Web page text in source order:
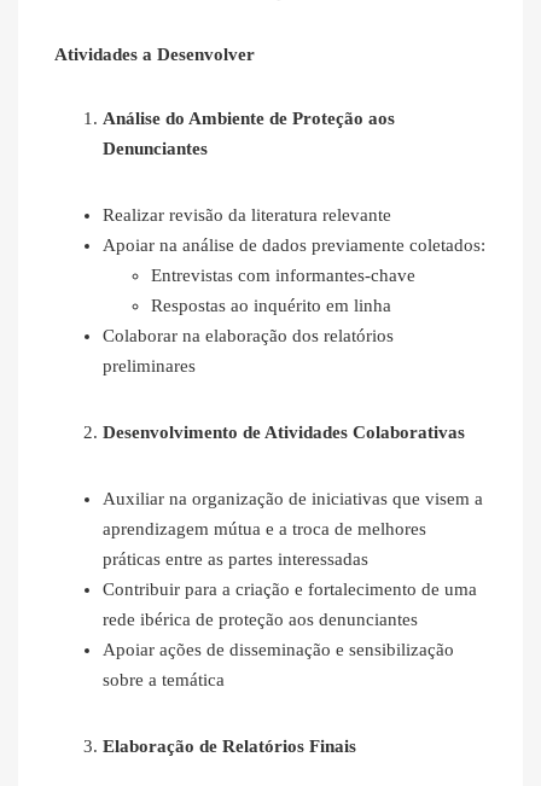
Atividades a Desenvolver
Análise do Ambiente de Proteção aos
Denunciantes
Realizar revisão da literatura relevante
Apoiar na análise de dados previamente coletados:
Entrevistas com informantes-chave
Respostas ao inquérito em linha
Colaborar na elaboração dos relatórios
preliminares
Desenvolvimento de Atividades Colaborativas
Auxiliar na organização de iniciativas que visem a
aprendizagem mútua e a troca de melhores
práticas entre as partes interessadas
Contribuir para a criação e fortalecimento de uma
rede ibérica de proteção aos denunciantes
Apoiar ações de disseminação e sensibilização
sobre a temática
Elaboração de Relatórios Finais